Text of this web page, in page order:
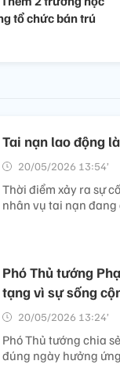
tổ chức bán trú
Tai nạn lao động
20/05/2026 13:54’
Thời điểm xảy ra sự
nhân vụ tai nạn
Phó Thủ tướng
tạng vì sự sống
20/05/2026 13:24’
Phó Thủ tướng chia
đúng ngày hưởng